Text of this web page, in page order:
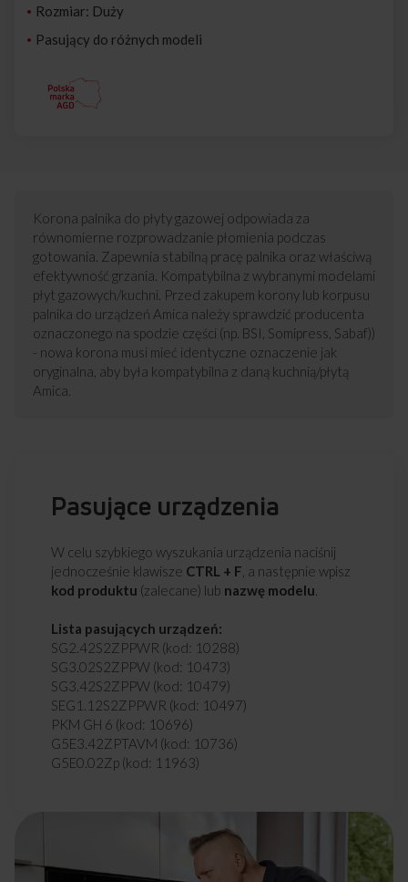
Rozmiar: Duży
Pasujący do różnych modeli
Korona palnika do płyty gazowej odpowiada za
równomierne rozprowadzanie płomienia podczas
gotowania. Zapewnia stabilną pracę palnika oraz właściwą
efektywność grzania. Kompatybilna z wybranymi modelami
płyt gazowych/kuchni. Przed zakupem korony lub korpusu
palnika do urządzeń Amica należy sprawdzić producenta
oznaczonego na spodzie części (np. BSI, Somipress, Sabaf))
- nowa korona musi mieć identyczne oznaczenie jak
oryginalna, aby była kompatybilna z daną kuchnią/płytą
Amica.
Pasujące urządzenia
W celu szybkiego wyszukania urządzenia naciśnij
jednocześnie klawisze CTRL + F , a następnie wpisz
kod produktu (zalecane) lub nazwę modelu
Lista pasujących urządzeń:
SG2.42S2ZPPWR (kod: 10288)
SG3.02S2ZPPW (kod: 10473)
SG3.42S2ZPPW (kod: 10479)
SEG1.12S2ZPPWR (kod: 10497)
PKM GH 6 (kod: 10696)
G5E3.42ZPTAVM (kod: 10736)
G5E0.02Zp (kod: 11963)
G6E3.32S2ZC (kod: 12063)
G6E3.32S2ZpTe (kod: 12065)
SEG2.42S2ZpC (kod: 12136)